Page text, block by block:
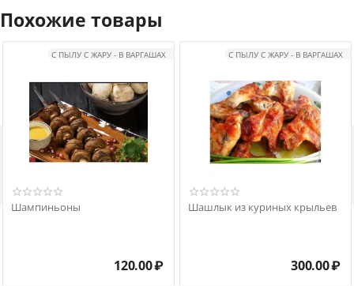
Похожие товары
С ПЫЛУ С ЖАРУ - В ВАРГАШАХ
Шампиньоны
120.00₽
С ПЫЛУ С ЖАРУ - В ВАРГАШАХ
Шашлык из куриных крыльев
300.00₽